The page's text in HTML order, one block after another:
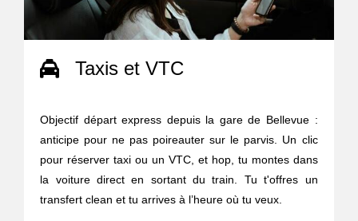
Taxis et VTC
Objectif départ express depuis la gare de Bellevue :
anticipe pour ne pas poireauter sur le parvis. Un clic
pour réserver taxi ou un VTC, et hop, tu montes dans
la voiture direct en sortant du train. Tu t'offres un
transfert clean et tu arrives à l’heure où tu veux.